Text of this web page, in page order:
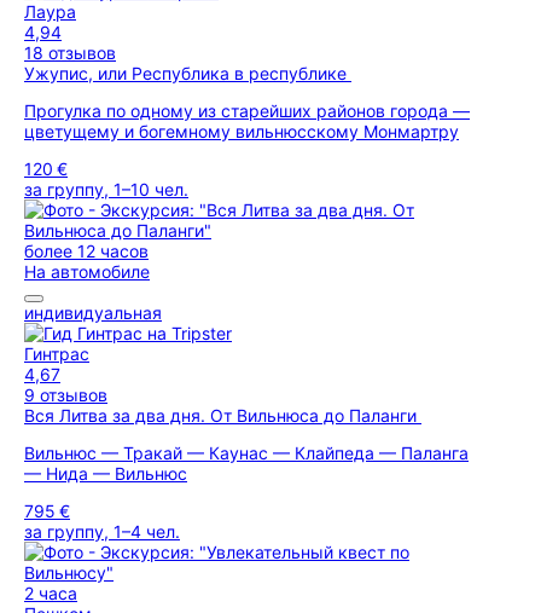
Лаура
4,94
18 отзывов
Ужупис, или Республика в республике
Прогулка по одному из старейших районов города —
цветущему и богемному вильнюсскому Монмартру
120 €
за группу, 1–10 чел.
более 12 часов
На автомобиле
индивидуальная
Гинтрас
4,67
9 отзывов
Вся Литва за два дня. От Вильнюса до Паланги
Вильнюс — Тракай — Каунас — Клайпеда — Паланга
— Нида — Вильнюс
795 €
за группу, 1–4 чел.
2 часа